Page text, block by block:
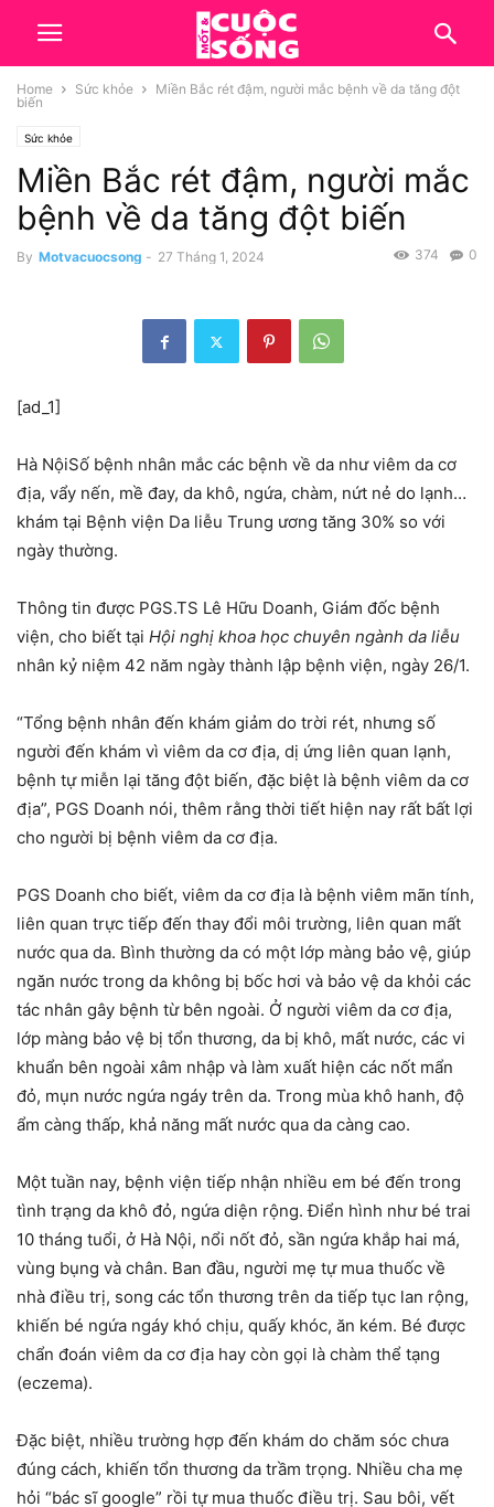
Home Sức khỏe
Miền Bắc rét đậm, người mắc bệnh về da tăng đột
biến
Sức khỏe
Miền Bắc rét đậm, người mắc
bệnh về da tăng đột biến
By Motvacuocsong - 27 Tháng 1, 2024 0
374
[ad_1]
Hà NộiSố bệnh nhân mắc các bệnh về da như viêm da cơ
địa, vẩy nến, mề đay, da khô, ngứa, chàm, nứt nẻ do lạnh…
khám tại Bệnh viện Da liễu Trung ương tăng 30% so với
ngày thường.
Thông tin được PGS.TS Lê Hữu Doanh, Giám đốc bệnh
viện, cho biết tại Hội nghị khoa học chuyên ngành da liễu
nhân kỷ niệm 42 năm ngày thành lập bệnh viện, ngày 26/1.
“Tổng bệnh nhân đến khám giảm do trời rét, nhưng số
người đến khám vì viêm da cơ địa, dị ứng liên quan lạnh,
bệnh tự miễn lại tăng đột biến, đặc biệt là bệnh viêm da cơ
địa”, PGS Doanh nói, thêm rằng thời tiết hiện nay rất bất lợi
cho người bị bệnh viêm da cơ địa.
PGS Doanh cho biết, viêm da cơ địa là bệnh viêm mãn tính,
liên quan trực tiếp đến thay đổi môi trường, liên quan mất
nước qua da. Bình thường da có một lớp màng bảo vệ, giúp
ngăn nước trong da không bị bốc hơi và bảo vệ da khỏi các
tác nhân gây bệnh từ bên ngoài. Ở người viêm da cơ địa,
lớp màng bảo vệ bị tổn thương, da bị khô, mất nước, các vi
khuẩn bên ngoài xâm nhập và làm xuất hiện các nốt mẩn
đỏ, mụn nước ngứa ngáy trên da. Trong mùa khô hanh, độ
ẩm càng thấp, khả năng mất nước qua da càng cao.
Một tuần nay, bệnh viện tiếp nhận nhiều em bé đến trong
tình trạng da khô đỏ, ngứa diện rộng. Điển hình như bé trai
10 tháng tuổi, ở Hà Nội, nổi nốt đỏ, sần ngứa khắp hai má,
vùng bụng và chân. Ban đầu, người mẹ tự mua thuốc về
nhà điều trị, song các tổn thương trên da tiếp tục lan rộng,
khiến bé ngứa ngáy khó chịu, quấy khóc, ăn kém. Bé được
chẩn đoán viêm da cơ địa hay còn gọi là chàm thể tạng
(eczema).
Đặc biệt, nhiều trường hợp đến khám do chăm sóc chưa
đúng cách, khiến tổn thương da trầm trọng. Nhiều cha mẹ
hỏi “bác sĩ google” rồi tự mua thuốc điều trị. Sau bôi, vết